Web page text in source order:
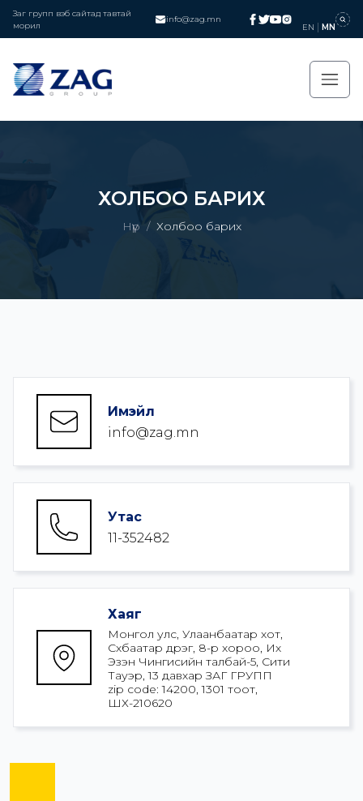
Заг групп вэб сайтад тавтай
морил
info@zag.mn
EN MN
ХОЛБОО БАРИХ
Нүүр / Холбоо барих
Имэйл
info@zag.mn
Утас
11-352482
Хаяг
Монгол улс, Улаанбаатар хот,
Сүхбаатар дүүрэг, 8-р хороо, Их
Эзэн Чингисийн талбай-5, Сити
Тауэр, 13 давхар ЗАГ ГРУПП
zip code: 14200, 1301 тоот,
ШХ-210620